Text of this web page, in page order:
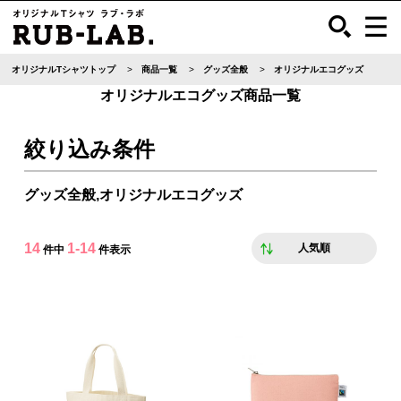
オリジナルTシャツトップ 商品一覧 グッズ全般 オリジナルエコグッズ
オリジナルエコグッズ商品一覧
絞り込み条件
グッズ全般,オリジナルエコグッズ
14件中 1-14件表示 人気順